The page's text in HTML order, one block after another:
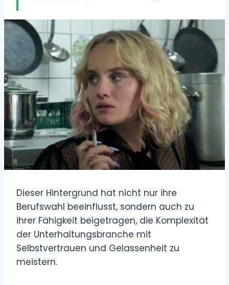
Dieser Hintergrund hat nicht nur ihre
Berufswahl beeinflusst, sondern auch zu
ihrer Fähigkeit beigetragen, die Komplexität
der Unterhaltungsbranche mit
Selbstvertrauen und Gelassenheit zu
meistern.